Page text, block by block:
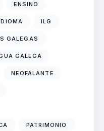
ENSINO
ILG
GALEGAS
GALEGA
NEOFALANTE
PATRIMONIO